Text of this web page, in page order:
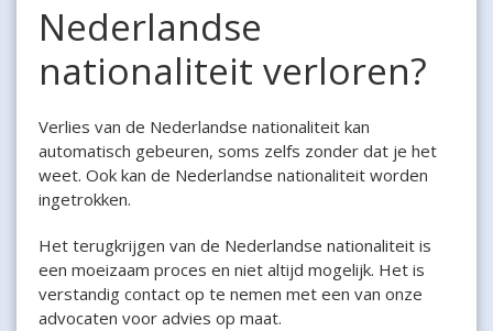
Nederlandse
nationaliteit verloren?
Verlies van de Nederlandse nationaliteit kan
automatisch gebeuren, soms zelfs zonder dat je het
weet. Ook kan de Nederlandse nationaliteit worden
ingetrokken.
Het terugkrijgen van de Nederlandse nationaliteit is
een moeizaam proces en niet altijd mogelijk. Het is
verstandig contact op te nemen met een van onze
advocaten voor advies op maat.